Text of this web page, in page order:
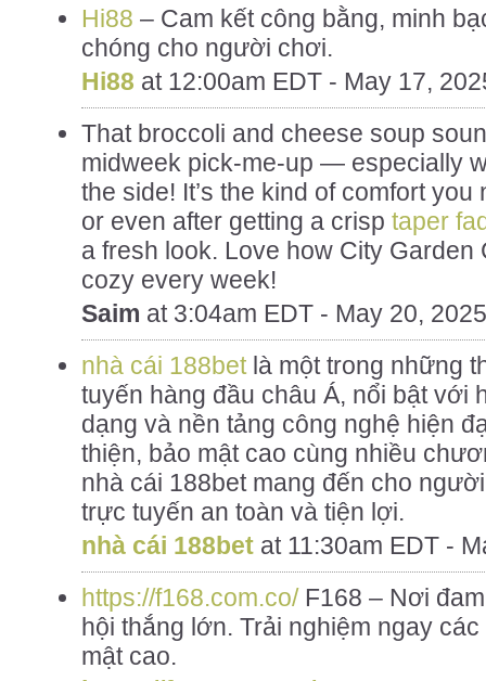
Hi88 – Cam kết công bằng, minh
chóng cho người chơi.
Hi88 at 12:00am EDT - May 17,
That broccoli and cheese soup
midweek pick-me-up — especially
the side! It’s the kind of comfort
or even after getting a crisp taper
a fresh look. Love how City
cozy every week!
Saim at 3:04am EDT - May 20, 2025
nhà cái 188bet là một trong những
tuyến hàng đầu châu Á, nổi bật với
dạng và nền tảng công nghệ hiện
thiện, bảo mật cao cùng nhiều
nhà cái 188bet mang đến cho
trực tuyến an toàn và tiện lợi.
nhà cái 188bet at 11:30am EDT -
https://f168.com.co/F168 – Nơi
hội thắng lớn. Trải nghiệm ngay
mật cao.